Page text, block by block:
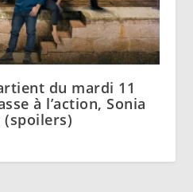
du mardi 11
à l’action, Sonia